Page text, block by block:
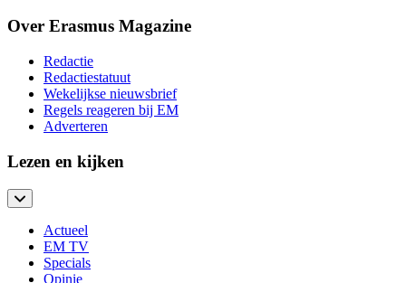
Over Erasmus Magazine
Redactie
Redactiestatuut
Wekelijkse nieuwsbrief
Regels reageren bij EM
Adverteren
Lezen en kijken
Actueel
EM TV
Specials
Opinie